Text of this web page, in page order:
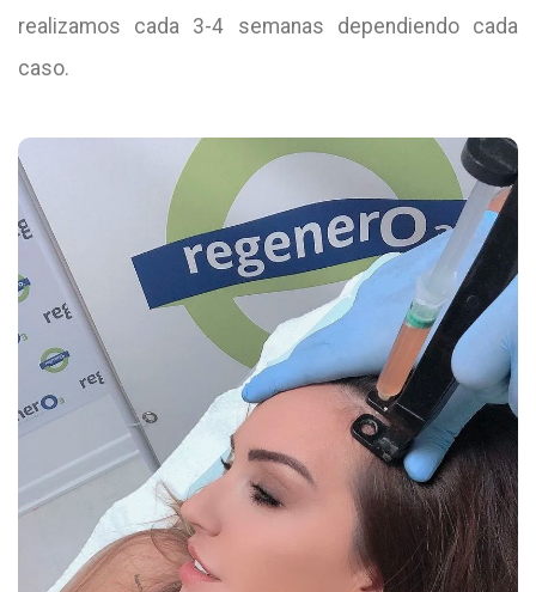
realizamos cada 3-4 semanas dependiendo cada
caso.